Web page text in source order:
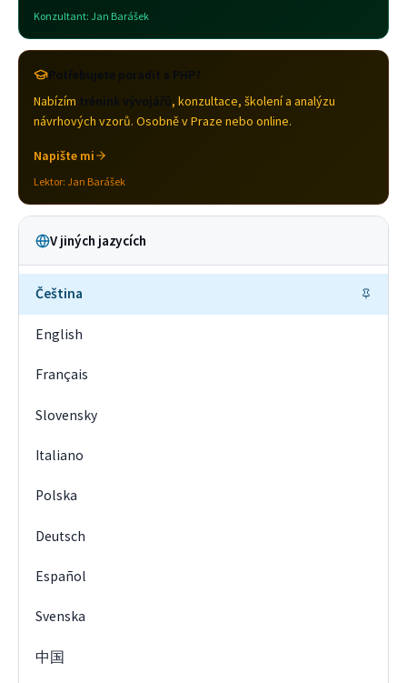
Konzultant: Jan Barášek
Potřebujete poradit s PHP?
Nabízím trénink vývojářů, konzultace, školení a analýzu
návrhových vzorů. Osobně v Praze nebo online.
Napište mi
Lektor: Jan Barášek
V jiných jazycích
Čeština
English
Français
Slovensky
Italiano
Polska
Deutsch
Español
Svenska
中国